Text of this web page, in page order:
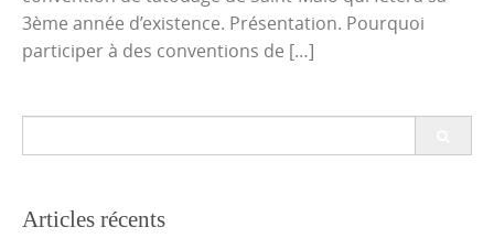
3ème année d’existence. Présentation. Pourquoi
participer à des conventions de […]
Articles récents